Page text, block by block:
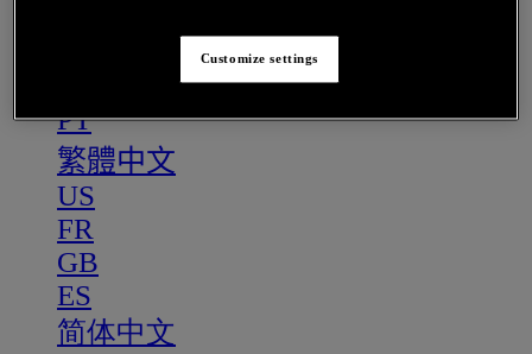
PT
繁體中文
US
FR
GB
ES
简体中文
Customize settings